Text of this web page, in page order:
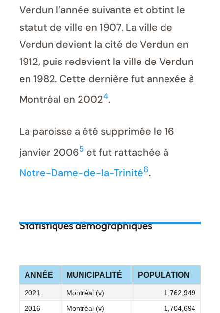
Verdun l’année suivante et obtint le
statut de ville en 1907. La ville de
Verdun devient la cité de Verdun en
1912, puis redevient la ville de Verdun
en 1982. Cette dernière fut annexée à
Montréal en 20024.
La paroisse a été supprimée le 16
janvier 20065 et fut rattachée à
Notre-Dame-de-la-Trinité6.
Statistiques démographiques
ANNÉE MUNICIPALITÉ POPULATION
2021 Montréal (v)
1,762,949
2016
Montréal (v)
1,704,694